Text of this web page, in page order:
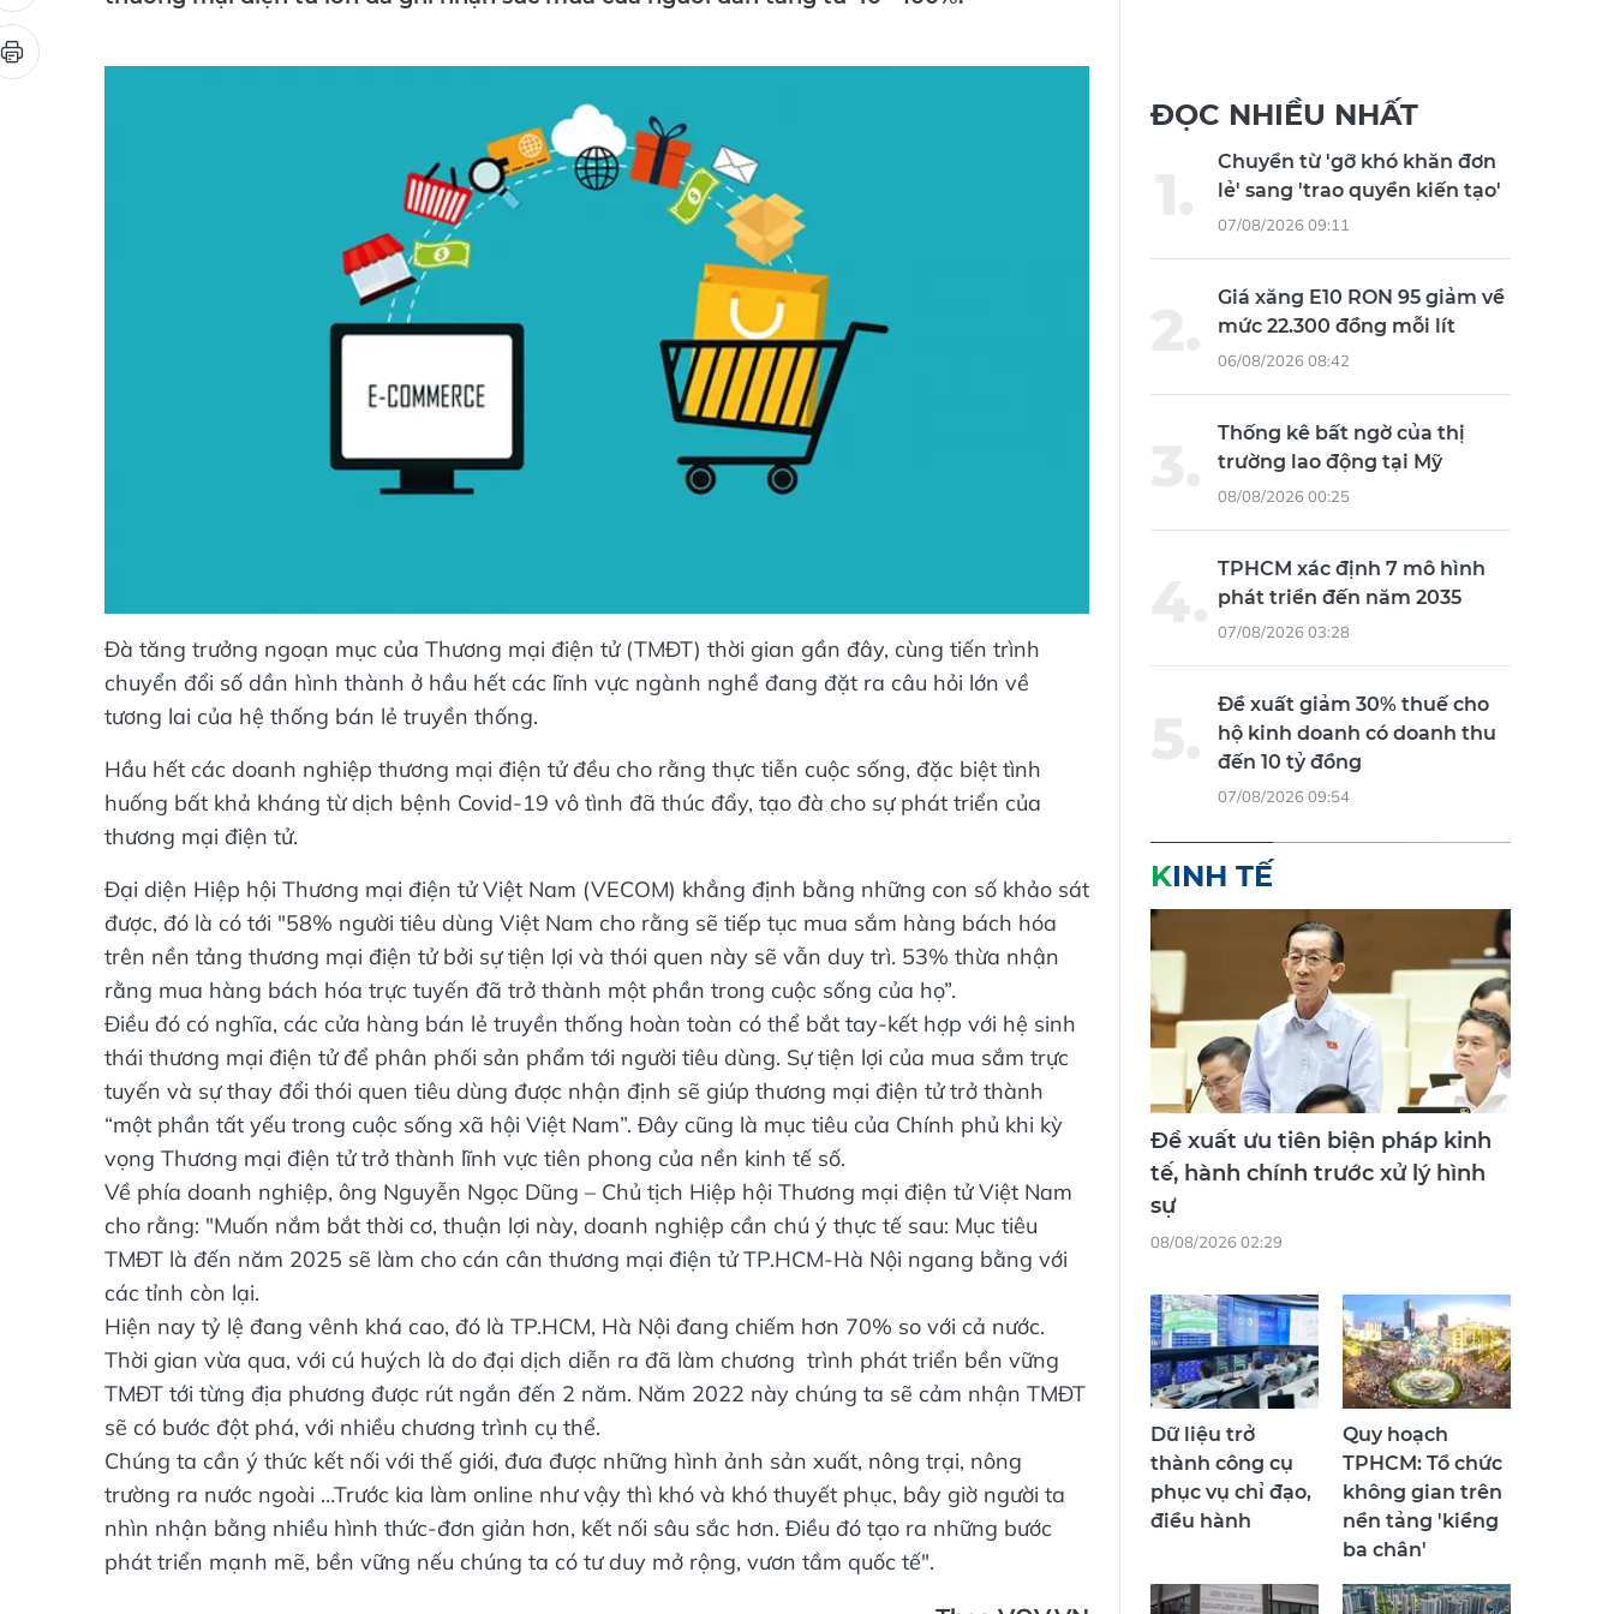
thương mại điện tử lớn đã ghi nhận sức mua của người dân tăng từ 40 - 100%.
Đà tăng trưởng ngoạn mục của Thương mại điện tử (TMĐT) thời gian gần đây, cùng tiến trình
chuyển đổi số dần hình thành ở hầu hết các lĩnh vực ngành nghề đang đặt ra câu hỏi lớn về
tương lai của hệ thống bán lẻ truyền thống.
Hầu hết các doanh nghiệp thương mại điện tử đều cho rằng thực tiễn cuộc sống, đặc biệt tình
huống bất khả kháng từ dịch bệnh Covid-19 vô tình đã thúc đẩy, tạo đà cho sự phát triển của
thương mại điện tử.
Đại diện Hiệp hội Thương mại điện tử Việt Nam (VECOM) khẳng định bằng những con số khảo sát
được, đó là có tới "58% người tiêu dùng Việt Nam cho rằng sẽ tiếp tục mua sắm hàng bách hóa
trên nền tảng thương mại điện tử bởi sự tiện lợi và thói quen này sẽ vẫn duy trì. 53% thừa nhận
rằng mua hàng bách hóa trực tuyến đã trở thành một phần trong cuộc sống của họ”.
Điều đó có nghĩa, các cửa hàng bán lẻ truyền thống hoàn toàn có thể bắt tay-kết hợp với hệ sinh
thái thương mại điện tử để phân phối sản phẩm tới người tiêu dùng. Sự tiện lợi của mua sắm trực
tuyến và sự thay đổi thói quen tiêu dùng được nhận định sẽ giúp thương mại điện tử trở thành
“một phần tất yếu trong cuộc sống xã hội Việt Nam”. Đây cũng là mục tiêu của Chính phủ khi kỳ
vọng Thương mại điện tử trở thành lĩnh vực tiên phong của nền kinh tế số.
Về phía doanh nghiệp, ông Nguyễn Ngọc Dũng – Chủ tịch Hiệp hội Thương mại điện tử Việt Nam
cho rằng: "Muốn nắm bắt thời cơ, thuận lợi này, doanh nghiệp cần chú ý thực tế sau: Mục tiêu
TMĐT là đến năm 2025 sẽ làm cho cán cân thương mại điện tử TP.HCM-Hà Nội ngang bằng với
các tỉnh còn lại.
Hiện nay tỷ lệ đang vênh khá cao, đó là TP.HCM, Hà Nội đang chiếm hơn 70% so với cả nước.
Thời gian vừa qua, với cú huých là do đại dịch diễn ra đã làm chương trình phát triển bền vững
TMĐT tới từng địa phương được rút ngắn đến 2 năm. Năm 2022 này chúng ta sẽ cảm nhận TMĐT
sẽ có bước đột phá, với nhiều chương trình cụ thể.
Chúng ta cần ý thức kết nối với thế giới, đưa được những hình ảnh sản xuất, nông trại, nông
trường ra nước ngoài …Trước kia làm online như vậy thì khó và khó thuyết phục, bây giờ người ta
nhìn nhận bằng nhiều hình thức-đơn giản hơn, kết nối sâu sắc hơn. Điều đó tạo ra những bước
phát triển mạnh mẽ, bền vững nếu chúng ta có tư duy mở rộng, vươn tầm quốc tế".
ĐỌC NHIỀU NHẤT
Chuyển từ 'gỡ khó khăn đơn
lẻ' sang 'trao quyền kiến tạo'
07/08/2026 09:11
Giá xăng E10 RON 95 giảm về
mức 22.300 đồng mỗi lít
06/08/2026 08:42
Thống kê bất ngờ của thị
trường lao động tại Mỹ
08/08/2026 00:25
TPHCM xác định 7 mô hình
phát triển đến năm 2035
07/08/2026 03:28
Đề xuất giảm 30% thuế cho
hộ kinh doanh có doanh thu
đến 10 tỷ đồng
07/08/2026 09:54
KINH TẾ
Đề xuất ưu tiên biện pháp kinh
tế, hành chính trước xử lý hình
sự
08/08/2026 02:29
Dữ liệu trở
thành công cụ
phục vụ chỉ đạo,
điều hành
Quy hoạch
TPHCM: Tổ chức
không gian trên
nền tảng 'kiềng
ba chân'